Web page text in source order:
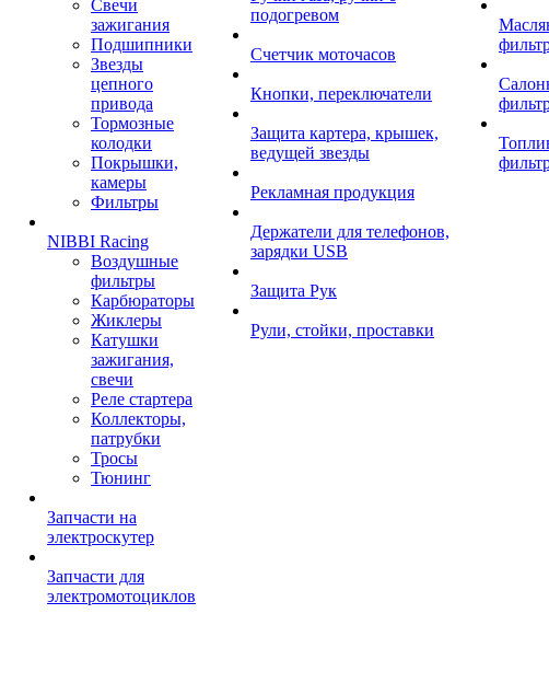
Свечи
зажигания
Подшипники
Звезды
цепного
привода
Тормозные
колодки
Покрышки,
камеры
Фильтры
NIBBI Racing
Воздушные
фильтры
Карбюраторы
Жиклеры
Катушки
зажигания,
свечи
Реле стартера
Коллекторы,
патрубки
Тросы
Тюнинг
Запчасти на
электроскутер
Запчасти для
электромотоциклов
подогревом
Счетчик моточасов
Кнопки, переключатели
Защита картера, крышек,
ведущей звезды
Рекламная продукция
Держатели для телефонов,
зарядки USB
Защита Рук
Рули, стойки, проставки